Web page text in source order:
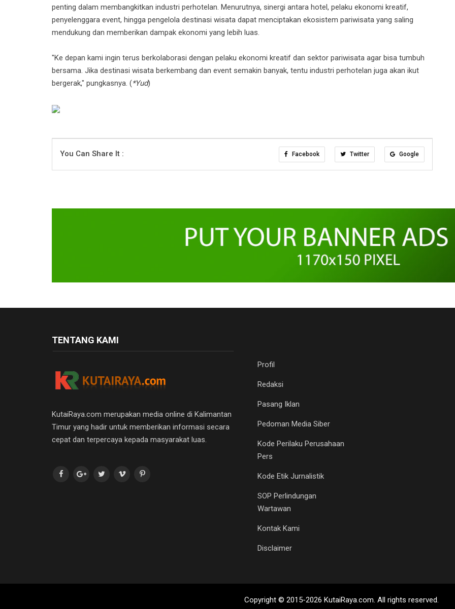
penting dalam membangkitkan industri perhotelan. Menurutnya, sinergi antara hotel, pelaku ekonomi kreatif,
penyelenggara event, hingga pengelola destinasi wisata dapat menciptakan ekosistem pariwisata yang saling
mendukung dan memberikan dampak ekonomi yang lebih luas.
"Ke depan kami ingin terus berkolaborasi dengan pelaku ekonomi kreatif dan sektor pariwisata agar bisa tumbuh
bersama. Jika destinasi wisata berkembang dan event semakin banyak, tentu industri perhotelan juga akan ikut
bergerak," pungkasnya. (*Yud)
You Can Share It : Facebook Twitter Google
TENTANG KAMI
KutaiRaya.com merupakan media online di Kalimantan
Timur yang hadir untuk memberikan informasi secara
cepat dan terpercaya kepada masyarakat luas.
Profil
Redaksi
Pasang Iklan
Pedoman Media Siber
Kode Perilaku Perusahaan
Pers
Kode Etik Jurnalistik
SOP Perlindungan
Wartawan
Kontak Kami
Disclaimer
Copyright © 2015-2026 KutaiRaya.com. All rights reserved.